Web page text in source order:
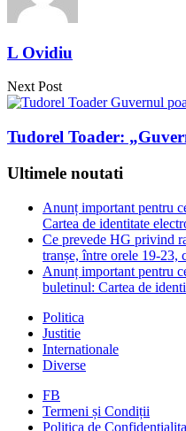
L Ovidiu
Next Post
Tudorel Toader:
Ultimele noutati
Anunț important pentru
Cartea de identitate
Ce prevede HG privind
tranșe, între orele 19-
Anunț important pentru
buletinul: Cartea de
Politica
Justitie
Internationale
Diverse
FB
Termeni și Condiții
Politica de